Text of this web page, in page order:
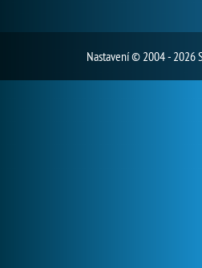
Nastavení© 2004 - 2026